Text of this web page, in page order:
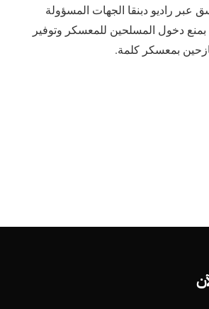
عبر راديو دبنقا الجهات المسؤولة
بمنع دخول المسلحين للمعسكر وتوفير
بمعسكر كلمة.